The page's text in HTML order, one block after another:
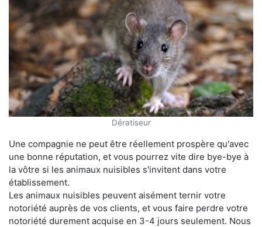
Dératiseur
Une compagnie ne peut être réellement prospère qu'avec
une bonne réputation, et vous pourrez vite dire bye-bye à
la vôtre si les animaux nuisibles s'invitent dans votre
établissement.
Les animaux nuisibles peuvent aisément ternir votre
notoriété auprès de vos clients, et vous faire perdre votre
notoriété durement acquise en 3-4 jours seulement. Nous